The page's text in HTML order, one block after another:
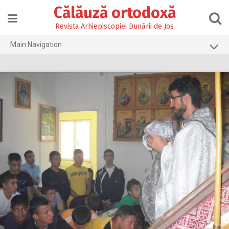
content
Călăuză ortodoxă
Revista Arhiepiscopiei Dunării de Jos
Main Navigation
2026
2025
2022
2021
2020
2019